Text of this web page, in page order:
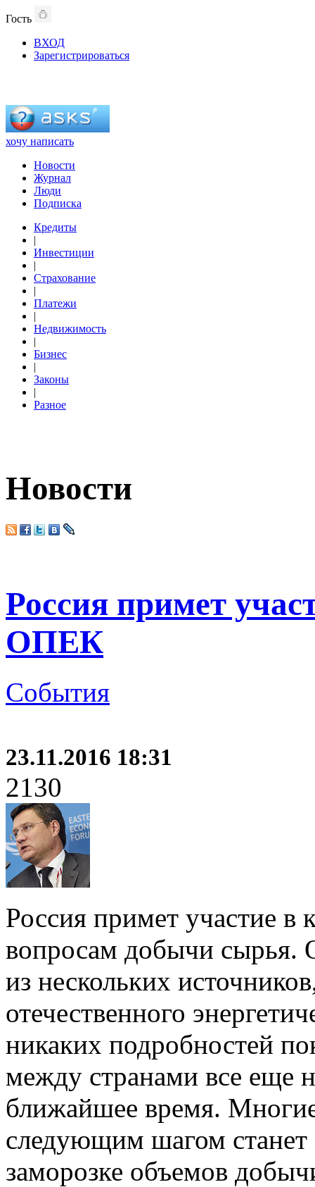
Гость
ВХОД
Зарегистрироваться
хочу написать
Новости
Журнал
Люди
Подписка
Кредиты
|
Инвестиции
|
Страхование
|
Платежи
|
Недвижимость
|
Бизнес
|
Законы
|
Разное
Новости
Россия примет
ОПЕК
События
23.11.2016 18:31
2130
Россия примет участие
вопросам добычи сырья.
из нескольких
отечественного
никаких подробностей
между странами все еще
ближайшее время.
следующим шагом станет
заморозке объемов